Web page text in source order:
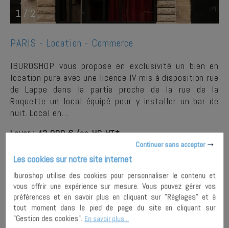
1 / 2
PARIS - Location - Commerce
IBUROSHOP vous propose en exclusivité un bien en
location pure avec une licence IV mis à disposition rue
de Lappe dans la partie proche de la rue de la
Roquette un local équipé pour y installer un bar de
nuit. Local en…
Loyer : 42 000 € /an HC HT*
PLUS DE
DETAILS
AJOUTER À MA
SÉLECTION
Continuer sans accepter
Les cookies sur notre site internet
Iburoshop utilise des cookies pour personnaliser le contenu et
vous offrir une expérience sur mesure. Vous pouvez gérer vos
préférences et en savoir plus en cliquant sur "Réglages" et à
tout moment dans le pied de page du site en cliquant sur
"Gestion des cookies". En savoir plus...